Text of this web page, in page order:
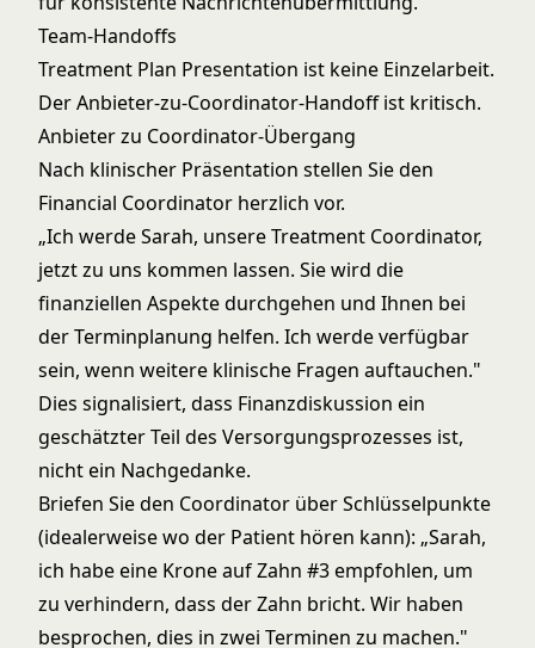
Team-Handoffs
Treatment Plan Presentation ist keine Einzelarbeit.
Der Anbieter-zu-Coordinator-Handoff ist kritisch.
Anbieter zu Coordinator-Übergang
Nach klinischer Präsentation stellen Sie den
Financial Coordinator herzlich vor.
„Ich werde Sarah, unsere Treatment Coordinator,
jetzt zu uns kommen lassen. Sie wird die
finanziellen Aspekte durchgehen und Ihnen bei
der Terminplanung helfen. Ich werde verfügbar
sein, wenn weitere klinische Fragen auftauchen."
Dies signalisiert, dass Finanzdiskussion ein
geschätzter Teil des Versorgungsprozesses ist,
nicht ein Nachgedanke.
Briefen Sie den Coordinator über Schlüsselpunkte
(idealerweise wo der Patient hören kann): „Sarah,
ich habe eine Krone auf Zahn #3 empfohlen, um
zu verhindern, dass der Zahn bricht. Wir haben
besprochen, dies in zwei Terminen zu machen."